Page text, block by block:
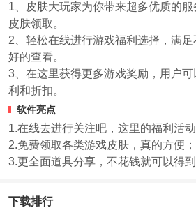
1、皮肤大玩家为你带来超多优质的
皮肤领取。
2、轻松在线进行游戏福利选择，满
好的查看。
3、在这里获得更多游戏奖励，用户
利和折扣。
软件亮点
1.在线去进行关注吧，这里的福利活动
2.免费领取各类游戏皮肤，真的方便；
3.更全面道具分享，不花钱就可以得到
下载排行